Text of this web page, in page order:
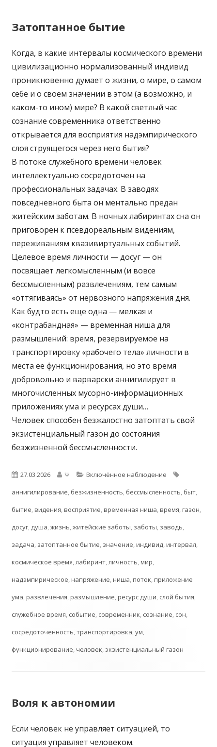
Затоптанное бытие
Когда, в какие интервалы космического времени
цивилизационно нормализованный индивид
проникновенно думает о жизни, о мире, о самом
себе и о своем значении в этом (а возможно, и
каком-то ином) мире? В какой светлый час
сознание современника ответственно
открывается для восприятия надэмпирического
слоя струящегося через него бытия?
В потоке служебного времени человек
интеллектуально сосредоточен на
профессиональных задачах. В заводях
повседневного быта он ментально предан
житейским заботам. В ночных лабиринтах сна он
приговорен к псевдореальным видениям,
переживаниям квазивиртуальных событий.
Целевое время личности — досуг — он
посвящает легкомысленным (и вовсе
бессмысленным) развлечениям, тем самым
«оттягиваясь» от нервозного напряжения дня.
Как будто есть еще одна — мелкая и
«контрабандная» — временная ниша для
размышлений: время, резервируемое на
транспортировку «рабочего тела» личности в
места ее функционирования, но это время
добровольно и варварски аннигилирует в
многочисленных мусорно-информационных
приложениях ума и ресурсах души…
Человек способен безжалостно затоптать свой
экзистенциальный газон до состояния
безжизненной бессмысленности.
Опубликовано
27.03.2026 Автор
Ψ Рубрики
Включённое наблюдение
аннигилирование, безжизненность, бессмысленность, быт,
бытие,видения,восприятие,временная ниша,время,газон,
досуг, душа,жизнь,житейские заботы, заботы, заводь,
задача, затоптанное бытие, значение,индивид,интервал,
космическое время,лабиринт,личность,мир,
надэмпирическое,напряжение,ниша,поток,приложение
ума,развлечения,размышление,ресурс души, слой бытия,
служебное время, событие, современник, сознание, сон,
сосредоточенность,транспортировка,ум,
функционирование,человек, экзистенциальный газон
Воля к автономии
Если человек не управляет ситуацией, то
ситуация управляет человеком.